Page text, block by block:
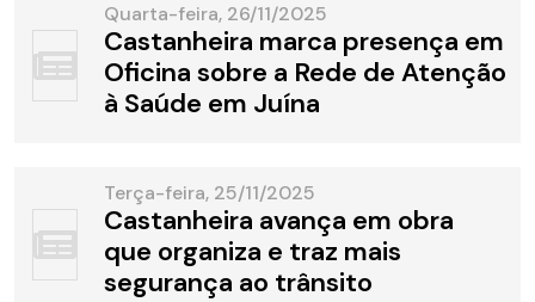
Quarta-feira, 26/11/2025
Castanheira marca presença em
Oficina sobre a Rede de Atenção
à Saúde em Juína
Terça-feira, 25/11/2025
Castanheira avança em obra
que organiza e traz mais
segurança ao trânsito